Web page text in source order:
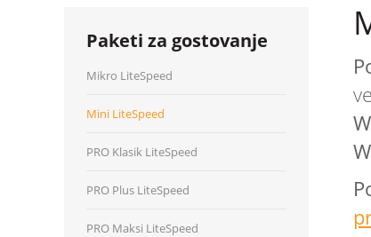
Paketi za gostovanje
Mikro LiteSpeed
Mini LiteSpeed
PRO Klasik LiteSpeed
PRO Plus LiteSpeed
PRO Maksi LiteSpeed